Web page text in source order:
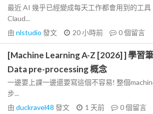
最近 AI 幾乎已經變成每天工作都會用到的工具
Claud...
由 nlstudio 發文 20 小時前 0個留言
[Machine Learning A-Z [2026] ] 學習
Data pre-processing 概念
一邊要上課一邊還要寫這個不容易! 整個
步...
由 duckravel48 發文 1 天前 0個留言